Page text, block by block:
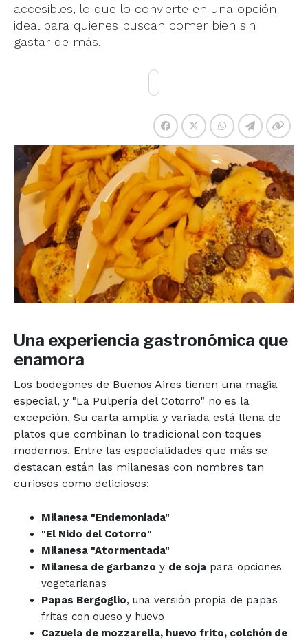
accesibles, lo que lo convierte en una opción
ideal para quienes buscan comer bien sin
gastar de más.
Una experiencia gastronómica que
enamora
Los bodegones de Buenos Aires tienen una magia
especial, y "La Pulpería del Cotorro" no es la
excepción. Su carta amplia y variada está llena de
platos que combinan lo tradicional con toques
modernos. Entre las especialidades que más se
destacan están las milanesas con nombres tan
curiosos como deliciosos:
Milanesa "Endemoniada"
"El Nido del Cotorro"
Milanesa "Atormentada"
Milanesa de garbanzo y de soja para opciones
vegetarianas
Papas Bergoglio, una versión propia de papas
fritas con queso y huevo
Cazuela de mozzarella, huevo frito, colchón de